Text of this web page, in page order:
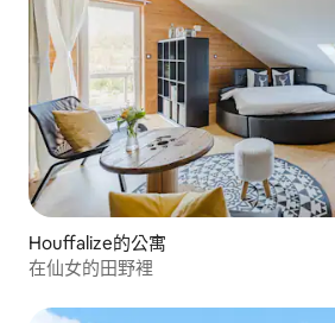
Houffalize的公寓
在仙女的田野裡